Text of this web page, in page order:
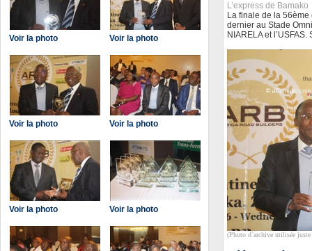
Voir la photo Voir la photo
Voir la photo Voir la photo
Voir la photo Voir la photo
L’express de
La finale de la
dernier au Stade
NIARELA et
(Photo d`archive utilisée